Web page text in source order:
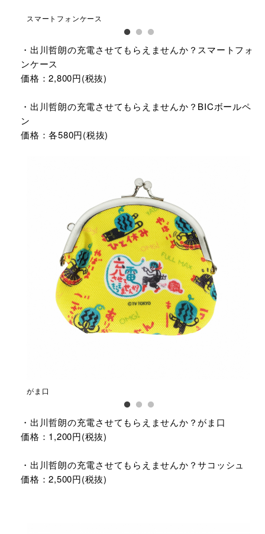
スマートフォンケース
・出川哲朗の充電させてもらえませんか？スマートフォ
ンケース
価格：2,800円(税抜)
・出川哲朗の充電させてもらえませんか？BICボールペ
ン
価格：各580円(税抜)
がま口
・出川哲朗の充電させてもらえませんか？がま口
価格：1,200円(税抜)
・出川哲朗の充電させてもらえませんか？サコッシュ
価格：2,500円(税抜)